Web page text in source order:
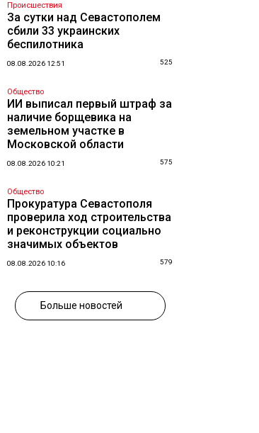
Происшествия
За сутки над Севастополем
сбили 33 украинских
беспилотника
08.08.2026 12:51 525
Общество
ИИ выписал первый штраф за
наличие борщевика на
земельном участке в
Московской области
08.08.2026 10:21 575
Общество
Прокуратура Севастополя
проверила ход строительства
и реконструкции социально
значимых объектов
08.08.2026 10:16 579
Больше новостей